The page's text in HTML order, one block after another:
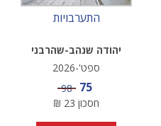
התערבויות
יהודה שנהב-שהרבני
ספט'-2026
מחיר מבצע
75 מחיר
98
חסכון 23
₪